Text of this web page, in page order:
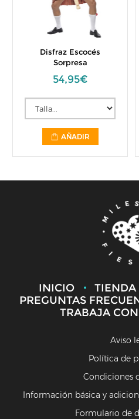
Disfraz Escocés
Sorpresa
54,95€
AÑADIR
INICIO TIENDA
PREGUNTAS
TRABAJA
Aviso
Política de
Condiciones
Información básica y
Formulario de